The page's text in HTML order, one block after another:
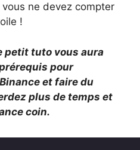
vous ne devez compter
!
petit tuto vous aura
pour
et faire du
plus de temps et
coin.